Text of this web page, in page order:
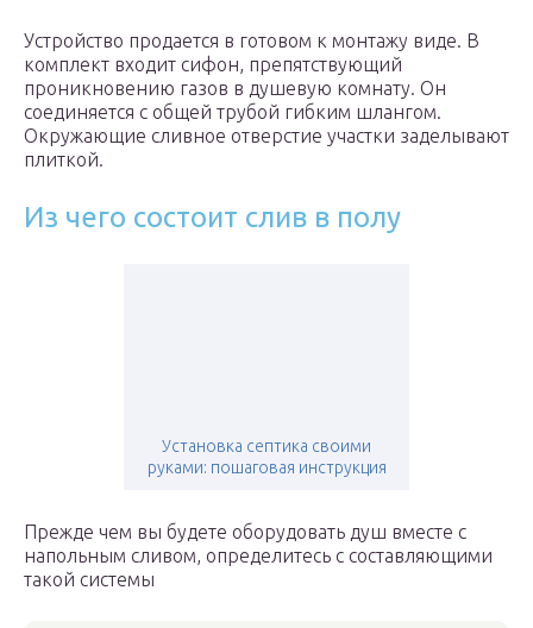
Устройство продается в готовом к монтажу виде. В
комплект входит сифон, препятствующий
проникновению газов в душевую комнату. Он
соединяется с общей трубой гибким шлангом.
Окружающие сливное отверстие участки заделывают
плиткой.
Из чего состоит слив в полу
Установка септика своими
руками: пошаговая инструкция
Прежде чем вы будете оборудовать душ вместе с
напольным сливом, определитесь с составляющими
такой системы